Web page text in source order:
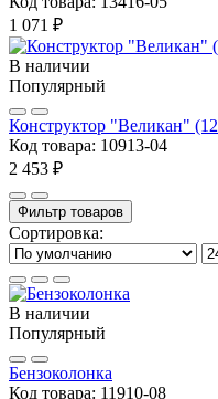
1 071 ₽
В наличии
Популярный
Конструктор "Великан"
Код товара: 10913-04
2 453 ₽
Фильтр товаров
Сортировка:
В наличии
Популярный
Бензоколонка
Код товара: 11910-08